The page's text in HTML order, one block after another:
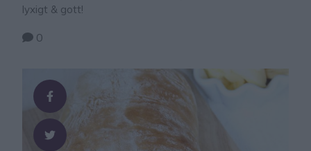
lyxigt & gott!
0